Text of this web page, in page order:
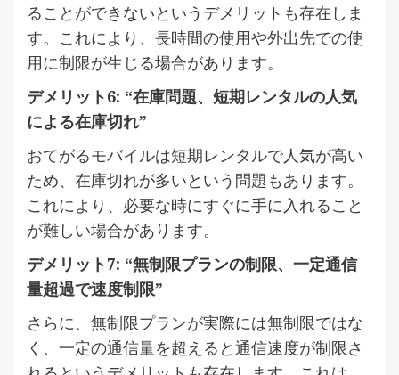
ることができないというデメリットも存在しま
す。これにより、長時間の使用や外出先での使
用に制限が生じる場合があります。
デメリット6: “在庫問題、短期レンタルの人気
による在庫切れ”
おてがるモバイルは短期レンタルで人気が高い
ため、在庫切れが多いという問題もあります。
これにより、必要な時にすぐに手に入れること
が難しい場合があります。
デメリット7: “無制限プランの制限、一定通信
量超過で速度制限”
さらに、無制限プランが実際には無制限ではな
く、一定の通信量を超えると通信速度が制限さ